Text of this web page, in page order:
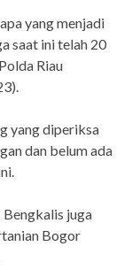
yang menjadi
saat ini telah 20
Riau
yang diperiksa
dan belum ada
Bengkalis juga
Bogor